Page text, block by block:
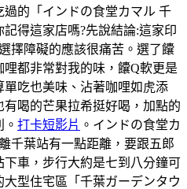
過的「インドの食堂カマル 千
得這家店嗎?先說結論:這家印
擇障礙的應該很痛苦。選了饢
都非常對我的味，饢Q軟更是
吃也美味、沾著咖哩如虎添
喝的芒果拉希挺好喝，加點的
打卡短影片 。インドの食堂カ
千葉站有一點距離，要跟五郎
車，步行大約是七到八分鐘可
型住宅區「千葉ガーデンタウ